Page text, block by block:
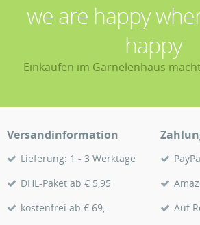
we are happy
happy
Einkaufen im Garnelenhaus
Versandinformation
Lieferung: 1 - 3 Werktage
DHL-Paket ab € 5,95
kostenfrei ab € 69,-
Auf